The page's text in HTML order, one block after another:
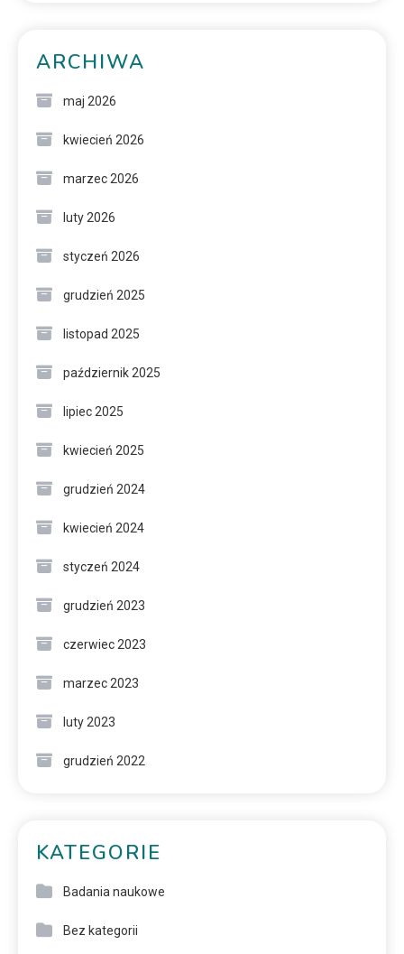
ARCHIWA
maj 2026
kwiecień 2026
marzec 2026
luty 2026
styczeń 2026
grudzień 2025
listopad 2025
październik 2025
lipiec 2025
kwiecień 2025
grudzień 2024
kwiecień 2024
styczeń 2024
grudzień 2023
czerwiec 2023
marzec 2023
luty 2023
grudzień 2022
KATEGORIE
Badania naukowe
Bez kategorii